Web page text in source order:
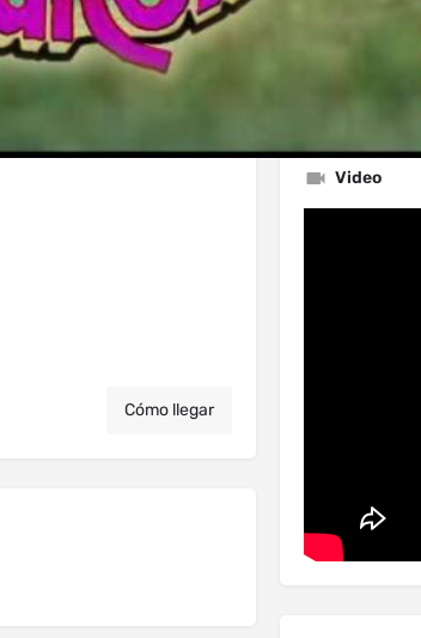
Cómo llegar
Video